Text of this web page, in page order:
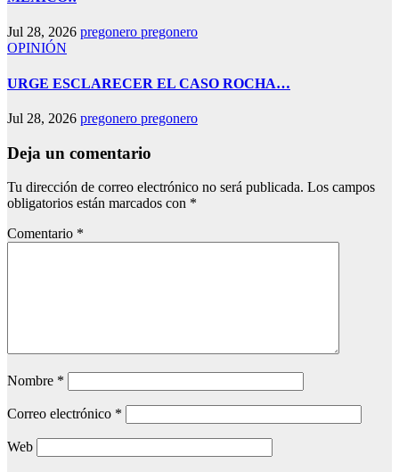
Jul 28, 2026 pregonero pregonero
OPINIÓN
URGE ESCLARECER EL CASO ROCHA…
Jul 28, 2026 pregonero pregonero
Deja un comentario
Tu dirección de correo electrónico no será publicada. Los campos
obligatorios están marcados con *
Comentario *
Nombre *
Correo electrónico *
Web